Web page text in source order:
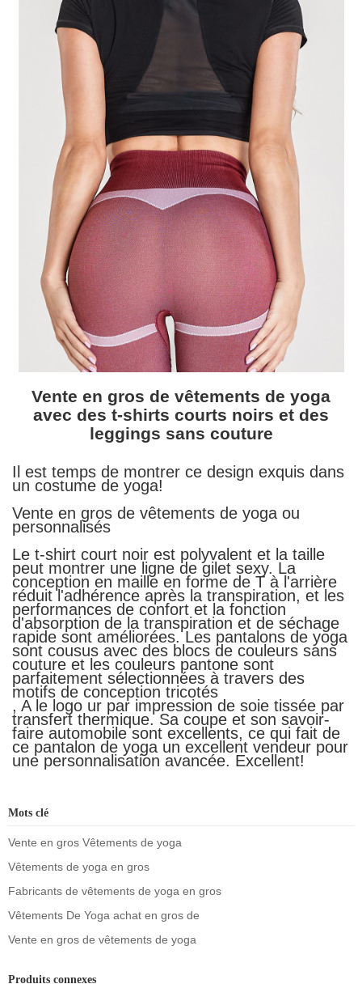
Vente en gros de vêtements de yoga
avec des t-shirts courts noirs et des
leggings sans couture
Il est temps de montrer ce design exquis dans
un costume de yoga!
Vente en gros de vêtements de yoga ou
personnalisés
Le t-shirt court noir est polyvalent et la taille
peut montrer une ligne de gilet sexy. La
conception en maille en forme de T à l'arrière
réduit l'adhérence après la transpiration, et les
performances de confort et la fonction
d'absorption de la transpiration et de séchage
rapide sont améliorées. Les pantalons de yoga
sont cousus avec des blocs de couleurs sans
couture et les couleurs pantone sont
parfaitement sélectionnées à travers des
motifs de conception tricotés
, A le logo ur par impression de soie tissée par
transfert thermique. Sa coupe et son savoir-
faire automobile sont excellents, ce qui fait de
ce pantalon de yoga un excellent vendeur pour
une personnalisation avancée. Excellent!
Mots clé
Vente en gros Vêtements de yoga
Vêtements de yoga en gros
Fabricants de vêtements de yoga en gros
Vêtements De Yoga achat en gros de
Vente en gros de vêtements de yoga
Produits connexes